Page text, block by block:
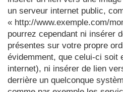
un serveur internet public,
« http://www.exemple.com/
pourrez cependant ni insérer
présentes sur votre propre
évidemment, que celui-ci soit
internet), ni insérer de lien
derrière un quelconque